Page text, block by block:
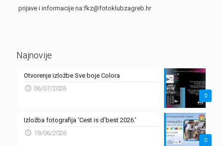
prijave i informacije na:fkz@fotoklubzagreb.hr
Najnovije
0
Otvorenje izložbe Sve boje Colora
06/07/2026
0
Izložba fotografija ‘Cest is d’best 2026.’
19/06/2026